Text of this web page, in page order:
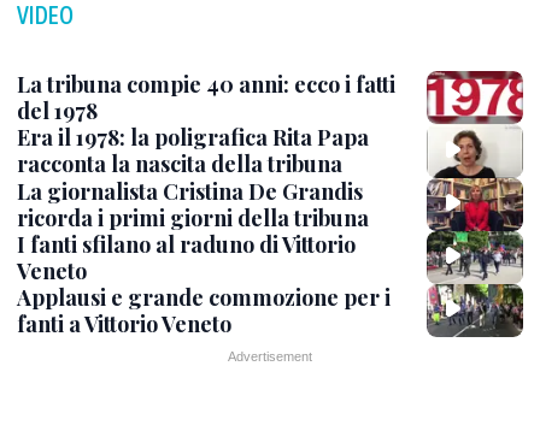
VIDEO
La tribuna compie 40 anni: ecco i fatti
del 1978
Era il 1978: la poligrafica Rita Papa
racconta la nascita della tribuna
La giornalista Cristina De Grandis
ricorda i primi giorni della tribuna
I fanti sfilano al raduno di Vittorio
Veneto
Applausi e grande commozione per i
fanti a Vittorio Veneto